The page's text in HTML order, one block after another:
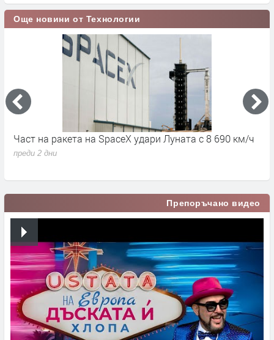
Още новини от Технологии
Част на ракета на SpaceX удари Луната с 8 690 км/ч
преди 2 дни
Препоръчано видео